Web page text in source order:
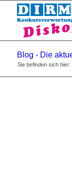
Blog - Die
Sie befinden sich hier: